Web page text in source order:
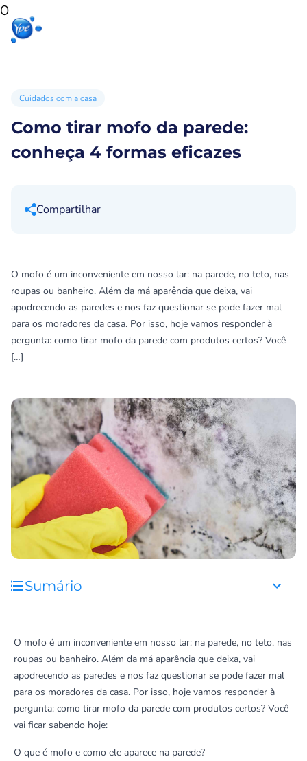
0
Cuidados com a casa
Como tirar mofo da parede:
conheça 4 formas eficazes
Compartilhar
O mofo é um inconveniente em nosso lar: na parede, no teto, nas
roupas ou banheiro. Além da má aparência que deixa, vai
apodrecendo as paredes e nos faz questionar se pode fazer mal
para os moradores da casa. Por isso, hoje vamos responder à
pergunta: como tirar mofo da parede com produtos certos? Você
[…]
Sumário
O mofo é um inconveniente em nosso lar: na parede, no teto, nas
roupas ou banheiro. Além da má aparência que deixa, vai
apodrecendo as paredes e nos faz questionar se pode fazer mal
para os moradores da casa. Por isso, hoje vamos responder à
pergunta: como tirar mofo da parede com produtos certos? Você
vai ficar sabendo hoje:
O que é mofo e como ele aparece na parede?